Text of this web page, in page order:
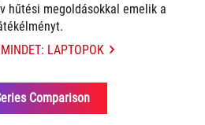
hűtési megoldásokkal emelik a
LAPTOPOK
Comparison